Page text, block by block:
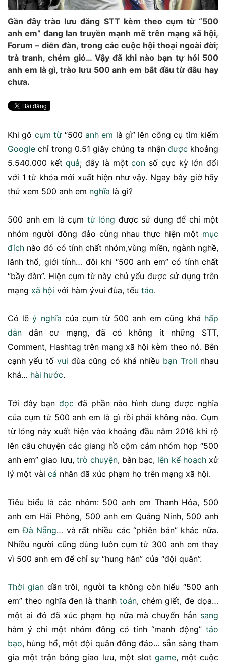
Gần đây trào lưu đăng STT kèm theo cụm từ “500
anh em” đang lan truyền mạnh mẽ trên mạng xã hội,
Forum – diễn đàn, trong các cuộc hội thoại ngoài đời;
trà tranh, chém gió… Vậy đã khi nào bạn tự hỏi 500
anh em là gì, trào lưu 500 anh em bắt đầu từ đâu hay
chưa.
Khi gõ cụm từ“500 anh em là gì” lên công cụ tìm kiếm
Google chỉ trong 0.51 giây chúng ta nhận được khoảng
5.540.000 kếtquả; đây là mộtcon số cực kỳ lớn đối
với 1 từ khóa mới xuất hiện như vậy. Ngay bây giờ hãy
thử xem 500 anh em nghĩa là gì?
500 anh em là cụm từ lóng được sử dụng để chỉ một
nhóm người đông đảo cùng nhau thực hiện một mục
đích nào đó có tính chất nhóm,vùng miền, ngành nghề,
lãnh thổ, giới tính… đôi khi “500 anh em” có tính chất
“bầy đàn”. Hiện cụm từ này chủ yếu được sử dụng trên
mạng xã hội với hàm ývui đùa, tếu táo.
Có lẽý nghĩa của cụm từ 500 anh em cũng khá hấp
dẫn dân cư mạng, đã có không ít những STT,
Comment, Hashtag trên mạng xã hội kèm theo nó. Bên
cạnh yếu tố vui đùa cũng có khá nhiều bạn Troll nhau
khá… hài hước.
Tới đây bạnđọc đã phần nào hình dung được nghĩa
của cụm từ 500 anh em là gì rồi phải không nào. Cụm
từ lóng này xuất hiện vào khoảng đầu năm 2016 khi rộ
lên câu chuyện các giang hồ cộm cám nhóm họp “500
anh em” giao lưu, trò chuyện, bàn bạc, lên kế hoạchxử
lý một vài cá nhân đã xúc phạm họ trên mạng xã hội.
Tiêu biểu là các nhóm: 500 anh em Thanh Hóa, 500
anh em Hải Phòng, 500 anh em Quảng Ninh, 500 anh
emĐà Nẵng… và rất nhiều các “phiên bản” khác nữa.
Nhiều người cũng dùng luôn cụm từ 300 anh em thay
vì 500 anh em để chỉ sự “hung hãn” của “đội quân”.
Thời giandần trôi, người ta không còn hiểu “500 anh
em” theo nghĩa đen là thanh toán, chém giết, đe dọa…
một ai đó đã xúc phạm họ nữa mà chuyển hẳn sang
hàm ý chỉ một nhóm đông có tính “manh động” táo
bạo, hùng hổ, một đội quân đông đảo… sẵn sàng tham
gia một trận bóng giao lưu, một slot game, một cuộc